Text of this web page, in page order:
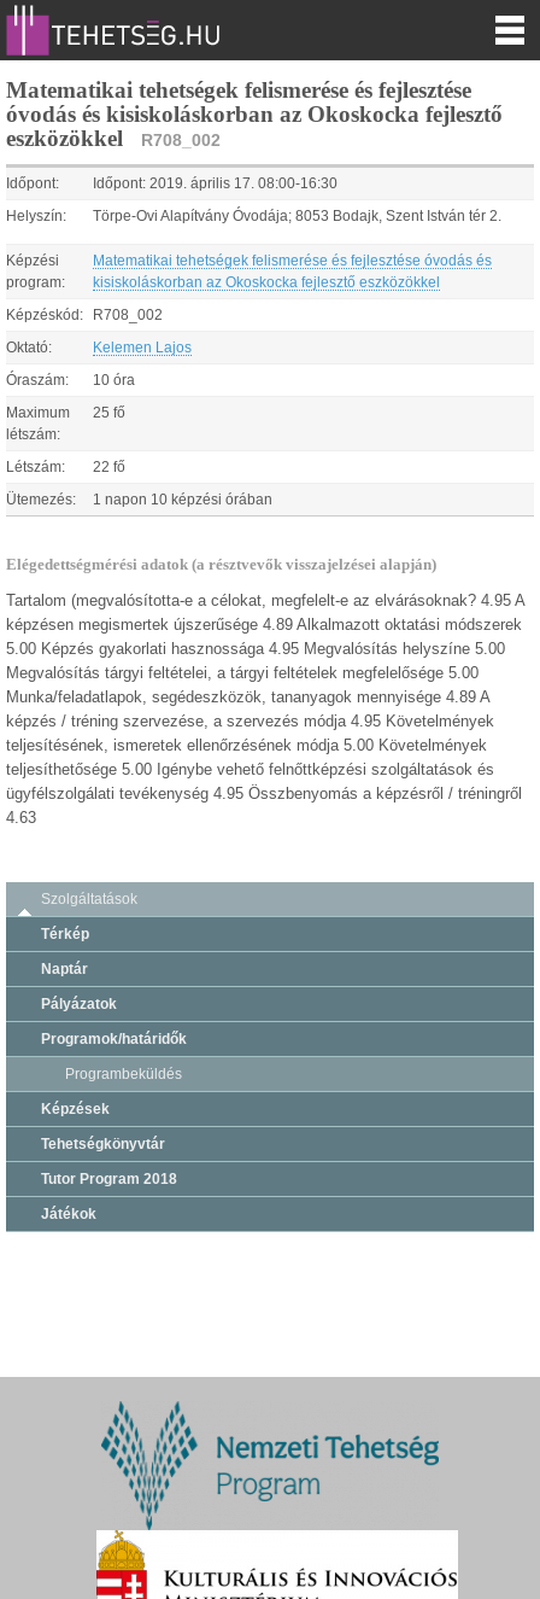
Matematikai tehetségek felismerése és fejlesztése
óvodás és kisiskoláskorban az Okoskocka fejlesztő
eszközökkel
R708_002
Időpont: Időpont: 2019. április 17 08:00-16:30
Helyszín: Törpe-Ovi Alapítvány Óvodája; 8053 Bodajk, Szent István tér 2.
Képzési
program:
Matematikai tehetségek felismerése és fejlesztése óvodás és
kisiskoláskorban az Okoskocka fejlesztő eszközökkel
Képzéskód: R708_002
Oktató: Kelemen Lajos
Óraszám: 10 óra
Maximum
létszám:
25 fő
Létszám: 22 fő
Ütemezés: 1 napon 10 képzési órában
Elégedettségmérési adatok (a résztvevők visszajelzései alapján)
Tartalom (megvalósította-e a célokat, megfelelt-e az elvárásoknak? 4.95 A
képzésen megismertek újszerűsége 4.89 Alkalmazott oktatási módszerek
5.00 Képzés gyakorlati hasznossága 4.95 Megvalósítás helyszíne 5.00
Megvalósítás tárgyi feltételei, a tárgyi feltételek megfelelősége 5.00
Munka/feladatlapok, segédeszközök, tananyagok mennyisége 4.89 A
képzés / tréning szervezése, a szervezés módja 4.95 Követelmények
teljesítésének, ismeretek ellenőrzésének módja 5.00 Követelmények
teljesíthetősége 5.00 Igénybe vehető felnőttképzési szolgáltatások és
ügyfélszolgálati tevékenység 4.95 Összbenyomás a képzésről / tréningről
4.63
Szolgáltatások
Térkép
Naptár
Pályázatok
Programok/határidők
Programbeküldés
Képzések
Tehetségkönyvtár
Tutor Program 2018
Játékok